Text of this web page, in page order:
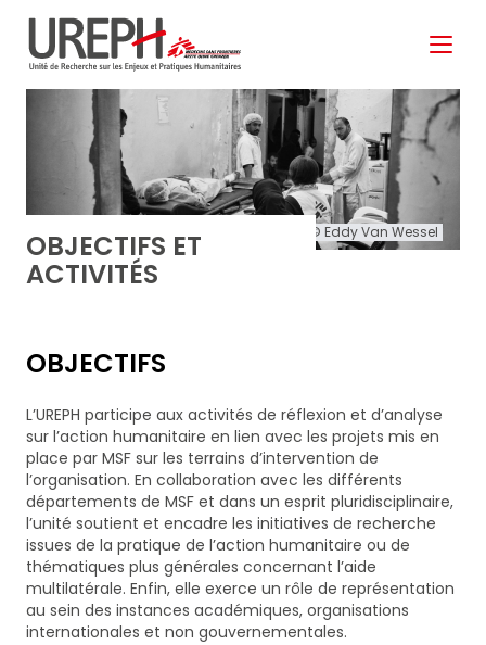
© Eddy Van Wessel
OBJECTIFS ET
ACTIVITÉS
OBJECTIFS
L’UREPH participe aux activités de réflexion et d’analyse
sur l’action humanitaire en lien avec les projets mis en
place par MSF sur les terrains d’intervention de
l’organisation. En collaboration avec les différents
départements de MSF et dans un esprit pluridisciplinaire,
l’unité soutient et encadre les initiatives de recherche
issues de la pratique de l’action humanitaire ou de
thématiques plus générales concernant l’aide
multilatérale. Enfin, elle exerce un rôle de représentation
au sein des instances académiques, organisations
internationales et non gouvernementales.
S'ABONNER À NOTRE
réservons à nos fidèles abonnés.
Votre adresse de messagerie est uniquement
utilisée pour vous envoyer notre lettre d'information
ainsi que des informations concernant nos
activités. Vous pouvez à tout moment utiliser le lien
de désabonnement intégré dans chacun de nos
mails.